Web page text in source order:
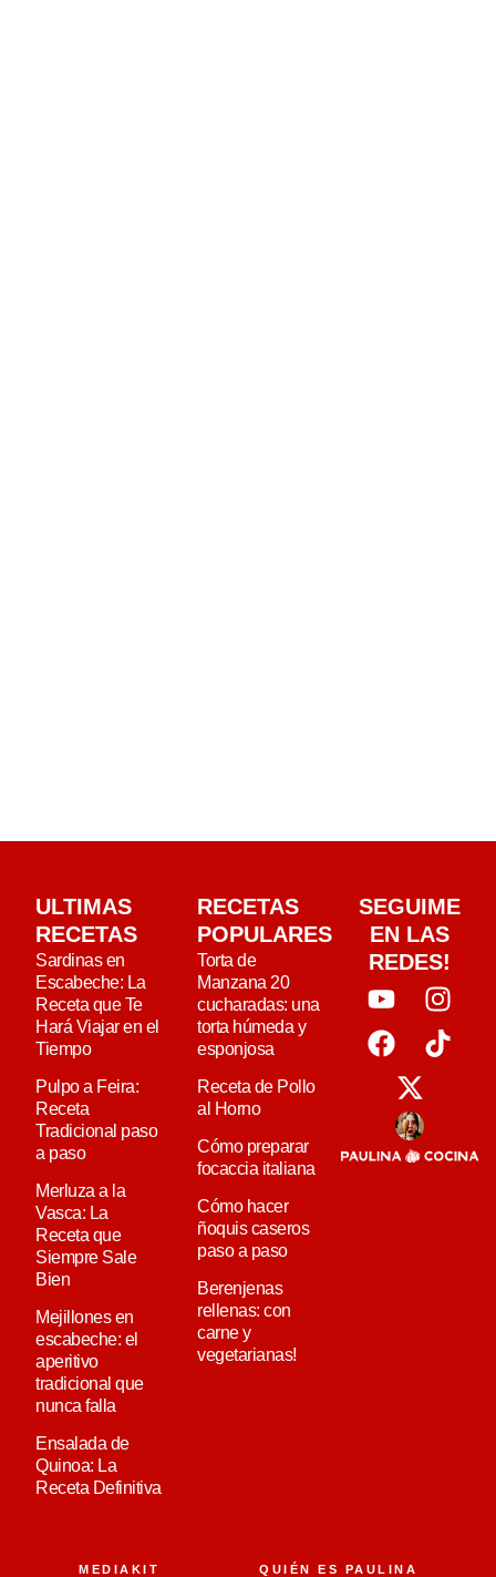
ULTIMAS
RECETAS
Sardinas en
Escabeche: La
Receta que Te
Hará Viajar en el
Tiempo
Pulpo a Feira:
Receta
Tradicional paso
a paso
Merluza a la
Vasca: La
Receta que
Siempre Sale
Bien
Mejillones en
escabeche: el
aperitivo
tradicional que
nunca falla
Ensalada de
Quinoa: La
Receta Definitiva
RECETAS
POPULARES
Torta de
Manzana 20
cucharadas: una
torta húmeda y
esponjosa
Receta de Pollo
al Horno
Cómo preparar
focaccia italiana
Cómo hacer
ñoquis caseros
paso a paso
Berenjenas
rellenas: con
carne y
vegetarianas!
SEGUIME
EN LAS
REDES!
MEDIAKIT QUIÉN ES PAULINA